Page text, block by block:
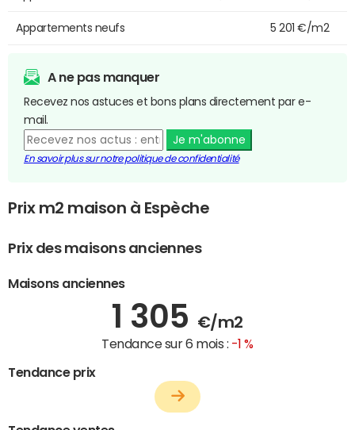
Appartements neufs 5 201 €/m2
A ne pas manquer
Recevez nos astuces et bons plans directement par e-
mail.
Je m'abonne
En savoir plus sur notre politique de confidentialité
Prix m2 maison à Espèche
Prix des maisons anciennes
Maisons anciennes
1 305 €/m2
Tendance sur 6 mois : -1 %
Tendance prix